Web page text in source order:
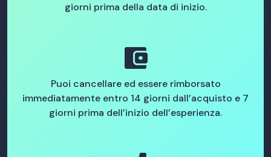
giorni prima della data di inizio.
account_balance_wallet
Puoi cancellare ed essere rimborsato
immediatamente entro 14 giorni dall’acquisto e 7
giorni prima dell’inizio dell’esperienza.